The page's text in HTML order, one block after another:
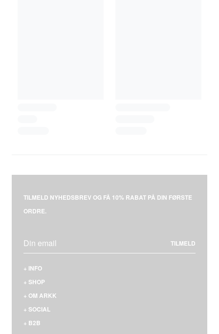
TILMELD NYHEDSBREV OG FÅ 10% RABAT PÅ DIN FØRSTE
ORDRE.
TILMELD
+ INFO
KONTAKT
LEVERING & BETALING
FAQS
+ SHOP
MÆND
KVINDER
+ OM ARKK
HVEM ER VI
VORES SNEAKERS
+ SOCIAL
FACEBOOK
+ B2B